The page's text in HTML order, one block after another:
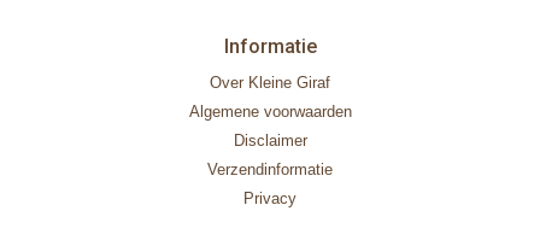
Informatie
Over Kleine Giraf
Algemene voorwaarden
Disclaimer
Verzendinformatie
Privacy